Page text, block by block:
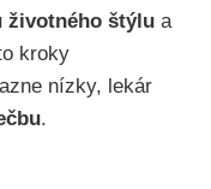
životného štýlu a
kroky
nízky, lekár
.